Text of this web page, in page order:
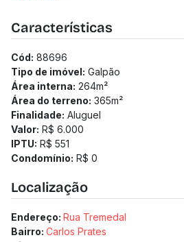
Área de tanque com piso cimento;
Parte da frente das casas possui
Solicitamos a confirmação com
Características
Cód: 88696
Tipo de imóvel: Galpão
Área interna: 264m²
Área do terreno: 365m²
Finalidade: Aluguel
Valor: R$ 6.000
IPTU: R$ 551
Condomínio: R$ 0
Localização
Endereço: Rua Tremedal
Bairro: Carlos Prates